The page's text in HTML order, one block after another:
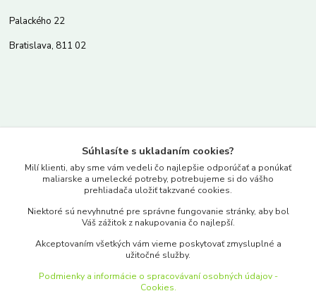
Palackého 22
Bratislava, 811 02
www.merkantil.sk
Pondelok-Piatok: 9.00-17.00hod.
objednavky@merkantil-obchod.sk
Súhlasíte s ukladaním cookies?
Milí klienti, aby sme vám vedeli čo najlepšie odporúčať a ponúkať
maliarske a umelecké potreby, potrebujeme si do vášho
prehliadača uložiť takzvané cookies.
Niektoré sú nevyhnutné pre správne fungovanie stránky, aby bol
Váš zážitok z nakupovania čo najlepší.
Akceptovaním všetkých vám vieme poskytovať zmysluplné a
užitočné služby.
Podmienky a informácie o spracovávaní osobných údajov -
Cookies.